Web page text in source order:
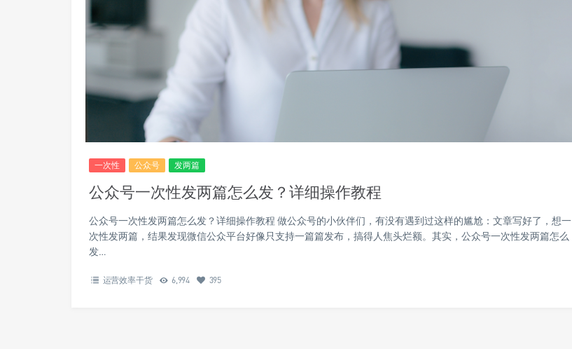
一次性 公众号 发两篇
公众号一次性发两篇怎么发？详细操作教程
公众号一次性发两篇怎么发？详细操作教程 做公众号的小伙伴们，有没有遇到过这样的尴尬：文章写好了，想一
次性发两篇，结果发现微信公众平台好像只支持一篇篇发布，搞得人焦头烂额。其实，公众号一次性发两篇怎么
发…
运营效率干货 6,994 395